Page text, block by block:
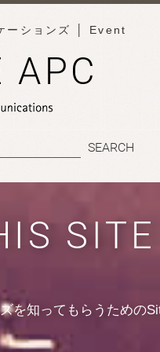
ーションズ │ Event
APC
SITE
を知ってもらうための